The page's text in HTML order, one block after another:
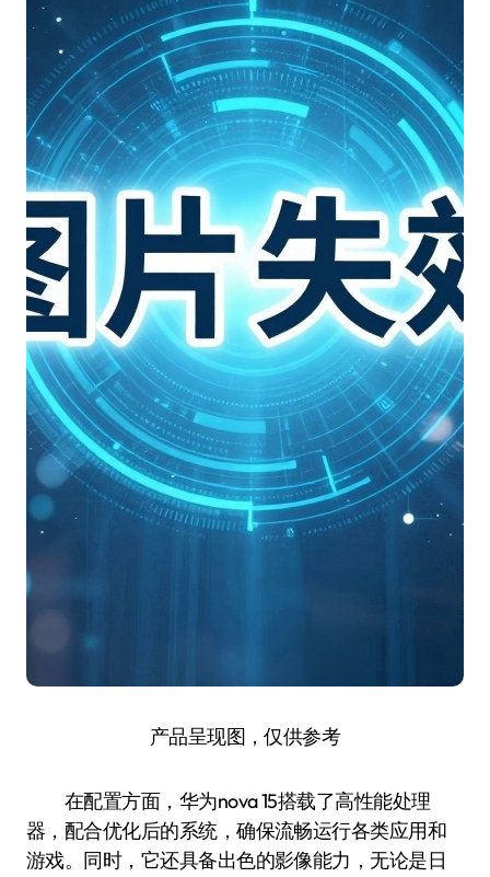
产品呈现图，仅供参考
在配置方面，华为nova 15搭载了高性能处理
器，配合优化后的系统，确保流畅运行各类应用和
游戏。同时，它还具备出色的影像能力，无论是日